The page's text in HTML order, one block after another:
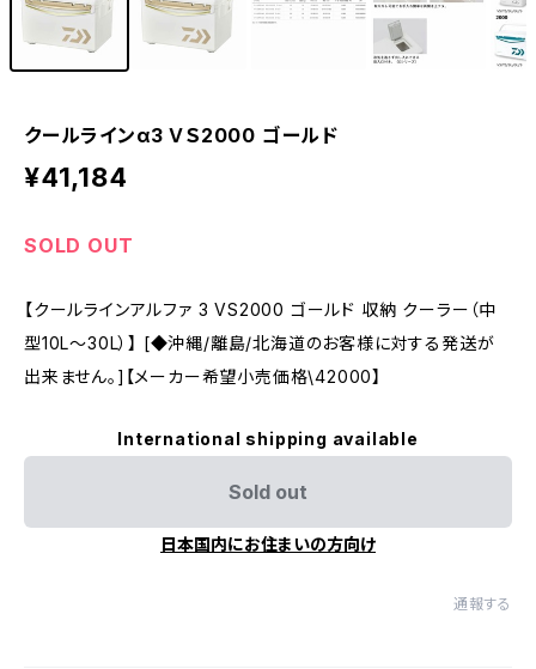
クールラインα3 ＶＳ2000 ゴールド
¥41,184
SOLD OUT
【クールラインアルファ 3 VS2000 ゴールド 収納 クーラー（中
型10L〜30L）】 [◆沖縄/離島/北海道のお客様に対する発送が
出来ません。]【メーカー希望小売価格\42000】
International shipping available
Sold out
日本国内にお住まいの方向け
通報する